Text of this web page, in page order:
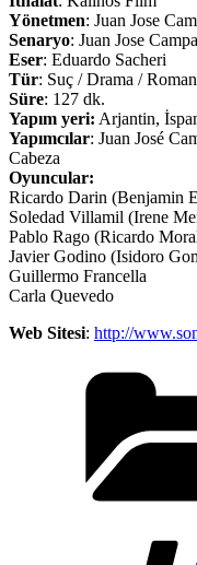
Yönetmen: Juan Jose
Senaryo: Juan Jose
Eser: Eduardo Sacheri
Tür: Suç / Drama /
Süre: 127 dk.
Yapım yeri: Arjantin,
Yapımcılar: Juan José
Cabeza
Oyuncular:
Ricardo Darin (Benjamin
Soledad Villamil (Irene
Pablo Rago (Ricardo
Javier Godino (Isidoro
Guillermo Francella
Carla Quevedo
Web Sitesi: http://